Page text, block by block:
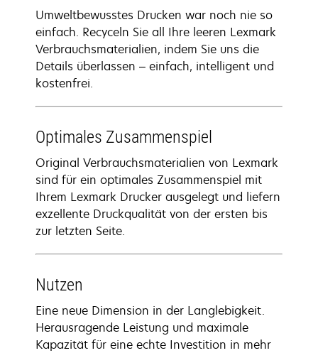
Umweltbewusstes Drucken war noch nie so
einfach. Recyceln Sie all Ihre leeren Lexmark
Verbrauchsmaterialien, indem Sie uns die
Details überlassen – einfach, intelligent und
kostenfrei.
Optimales Zusammenspiel
Original Verbrauchsmaterialien von Lexmark
sind für ein optimales Zusammenspiel mit
Ihrem Lexmark Drucker ausgelegt und liefern
exzellente Druckqualität von der ersten bis
zur letzten Seite.
Nutzen
Eine neue Dimension in der Langlebigkeit.
Herausragende Leistung und maximale
Kapazität für eine echte Investition in mehr